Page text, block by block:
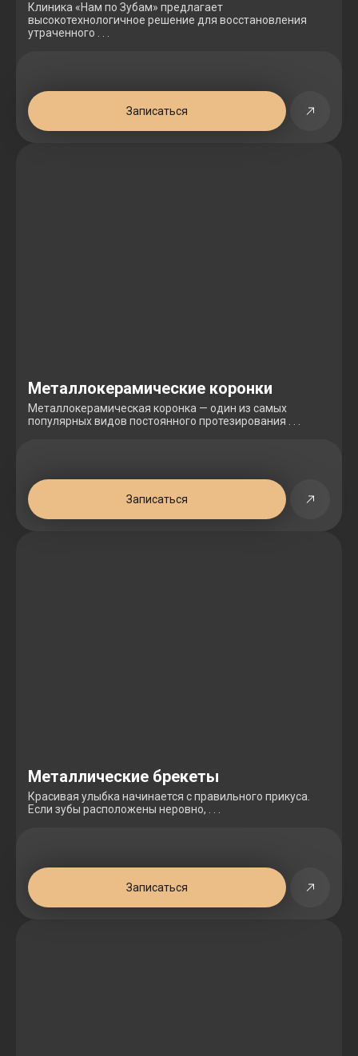
Клиника «Нам по Зубам» предлагает
высокотехнологичное решение для восстановления
утраченного . . .
Записаться
Металлокерамические коронки
Металлокерамическая коронка — один из самых
популярных видов постоянного протезирования . . .
Записаться
Металлические брекеты
Красивая улыбка начинается с правильного прикуса.
Если зубы расположены неровно, . . .
Записаться